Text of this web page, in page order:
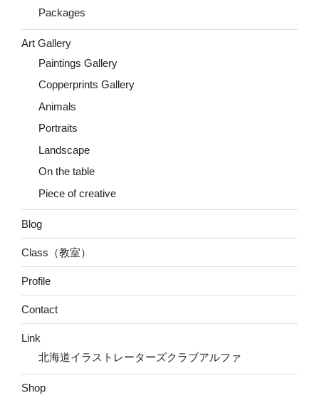
Packages
Art Gallery
Paintings Gallery
Copperprints Gallery
Animals
Portraits
Landscape
On the table
Piece of creative
Blog
Class（教室）
Profile
Contact
Link
北海道イラストレーターズクラブアルファ
Shop